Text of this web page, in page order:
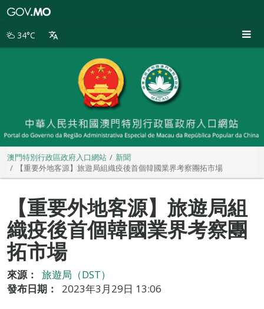
別
34°C
澳門特別行政區政府入口網站
新聞
【重要外地客源】旅遊局組織疫後首個韓國業界考察團拓市場
【重要外地客源】旅遊局組
織疫後首個韓國業界考察團
拓市場
來源：
旅遊局（DST）
發布日期：
2023年3月29日 13:06